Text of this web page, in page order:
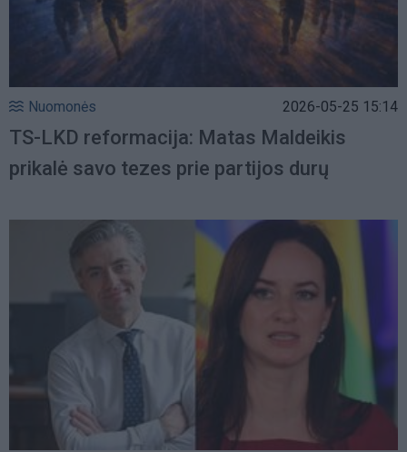
Nuomonės 2026-05-25 15:14
TS-LKD reformacija: Matas Maldeikis
prikalė savo tezes prie partijos durų